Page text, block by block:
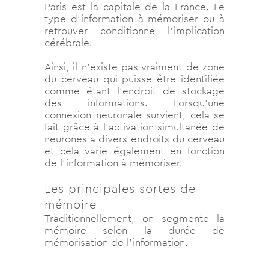
Paris est la capitale de la France. Le
type d’information à mémoriser ou à
retrouver conditionne l’implication
cérébrale.
Ainsi, il n’existe pas vraiment de zone
du cerveau qui puisse être identifiée
comme étant l’endroit de stockage
des informations. Lorsqu’une
connexion neuronale survient, cela se
fait grâce à l’activation simultanée de
neurones à divers endroits du cerveau
et cela varie également en fonction
de l’information à mémoriser.
Les principales sortes de
mémoire
Traditionnellement, on segmente la
mémoire selon la durée de
mémorisation de l’information.